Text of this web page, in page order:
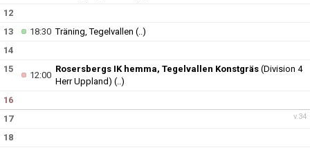
12
13
18:30Träning, Tegelvallen (..)
14
15
12:00
Rosersbergs IK hemma, Tegelvallen Konstgräs (Division 4
Herr Uppland) (..)
16
v.34
17
18